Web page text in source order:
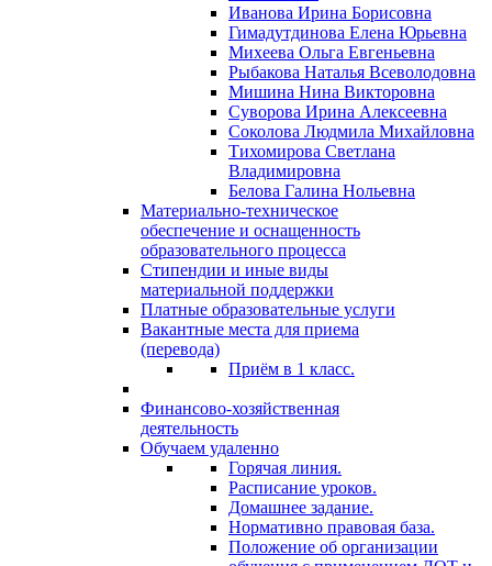
Иванова Ирина Борисовна
Гимадутдинова Елена Юрьевна
Михеева Ольга Евгеньевна
Рыбакова Наталья Всеволодовна
Мишина Нина Викторовна
Суворова Ирина Алексеевна
Соколова Людмила Михайловна
Тихомирова Светлана
Владимировна
Белова Галина Нольевна
Материально-техническое
обеспечение и оснащенность
образовательного процесса
Стипендии и иные виды
материальной поддержки
Платные образовательные услуги
Вакантные места для приема
(перевода)
Приём в 1 класс.
Финансово-хозяйственная
деятельность
Обучаем удаленно
Горячая линия.
Расписание уроков.
Домашнее задание.
Нормативно правовая база.
Положение об организации